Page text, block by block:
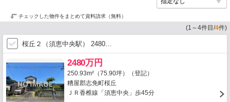
チェックした物件をまとめて資料請求（無料）
(1 ～4件目/4件)
桜丘２（須恵中央駅） 2480…
2480万円
250.93m²（75.90坪）（登記）
糟屋郡志免町桜丘
ＪＲ香椎線「須恵中央」歩45分